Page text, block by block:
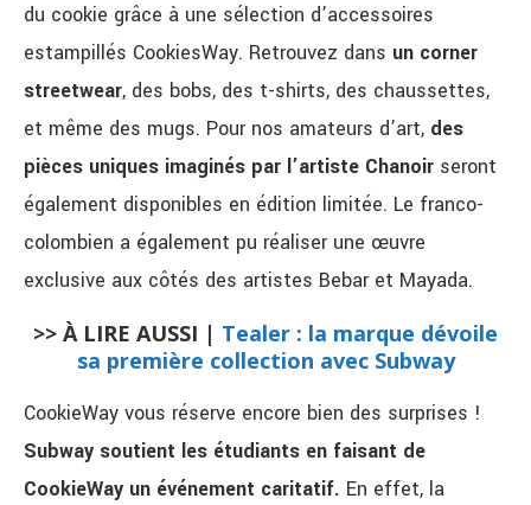
du cookie grâce à une sélection d’accessoires
estampillés CookiesWay. Retrouvez dans un corner
streetwear, des bobs, des t-shirts, des chaussettes,
et même des mugs. Pour nos amateurs d’art, des
pièces uniques imaginés par l’artiste Chanoir seront
également disponibles en édition limitée. Le franco-
colombien a également pu réaliser une œuvre
exclusive aux côtés des artistes Bebar et Mayada.
>> À LIRE AUSSI | Tealer : la marque dévoile
sa première collection avec Subway
CookieWay vous réserve encore bien des surprises !
Subway soutient les étudiants en faisant de
CookieWay un événement caritatif. En effet, la